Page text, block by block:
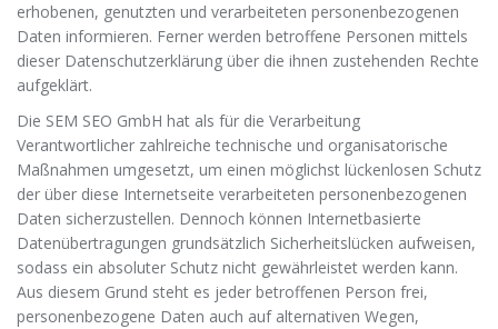
erhobenen, genutzten und verarbeiteten personenbezogenen
Daten informieren. Ferner werden betroffene Personen mittels
dieser Datenschutzerklärung über die ihnen zustehenden Rechte
aufgeklärt.
Die SEM SEO GmbH hat als für die Verarbeitung
Verantwortlicher zahlreiche technische und organisatorische
Maßnahmen umgesetzt, um einen möglichst lückenlosen Schutz
der über diese Internetseite verarbeiteten personenbezogenen
Daten sicherzustellen. Dennoch können Internetbasierte
Datenübertragungen grundsätzlich Sicherheitslücken aufweisen,
sodass ein absoluter Schutz nicht gewährleistet werden kann.
Aus diesem Grund steht es jeder betroffenen Person frei,
personenbezogene Daten auch auf alternativen Wegen,